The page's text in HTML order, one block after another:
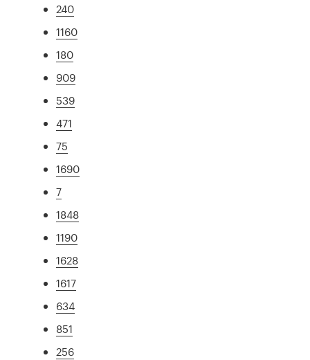
240
1160
180
909
539
471
75
1690
7
1848
1190
1628
1617
634
851
256